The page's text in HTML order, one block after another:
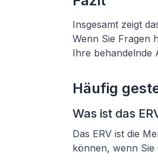
Insgesamt zeigt
Wenn Sie Fragen
Ihre behandelnde
Häufig
Was ist das
Das ERV ist die
können, wenn Sie